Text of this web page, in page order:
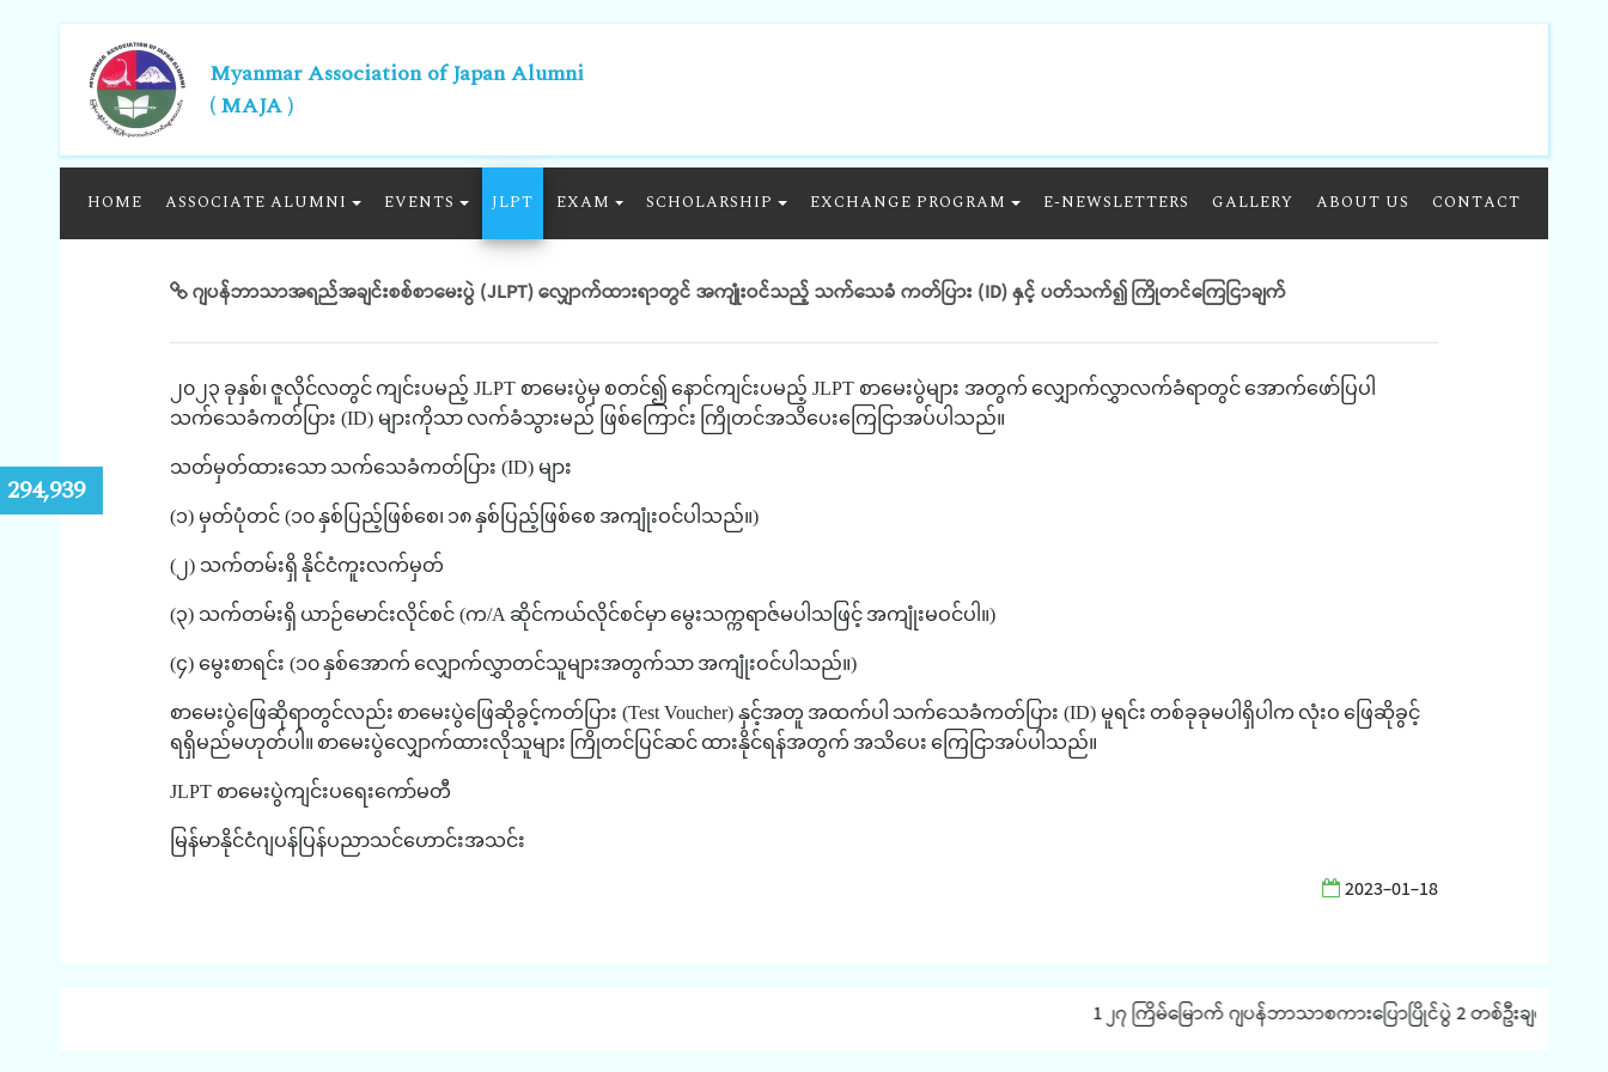
Myanmar Association of Japan Alumni
( MAJA )
HOME ASSOCIATE ALUMNI EVENTS JLPT EXAM SCHOLARSHIP EXCHANGE PROGRAM E-NEWSLETTERS GALLERY ABOUT US CONTACT
ဂျပန်ဘာသာအရည်အချင်းစစ်စာမေးပွဲ (JLPT) လျှောက်ထားရာတွင် အကျုံးဝင်သည့် သက်သေခံ ကတ်ပြား (ID) နှင့် ပတ်သက်၍ ကြိုတင်ကြေငြာချက်
၂၀၂၃ ခုနှစ်၊ ဇူလိုင်လတွင် ကျင်းပမည့် JLPT စာမေးပွဲမှ စတင်၍ နောင်ကျင်းပမည့် JLPT စာမေးပွဲများ အတွက် လျှောက်လွှာလက်ခံရာတွင်အောက်ဖော်ပြပါ
သက်သေခံကတ်ပြား (ID) များကိုသာ လက်ခံသွားမည် ဖြစ်ကြောင်း ကြိုတင်အသိပေးကြေငြာအပ်ပါသည်။
သတ်မှတ်ထားသော သက်သေခံကတ်ပြား (ID) များ
(၁) မှတ်ပုံတင် (၁၀နှစ်ပြည့်ဖြစ်စေ၊ ၁၈နှစ်ပြည့်ဖြစ်စေ အကျုံးဝင်ပါသည်။)
( ၂) သက်တမ်းရှိ နိုင်ငံကူးလက်မှတ်
(၃) သက်တမ်းရှိ ယာဉ်မောင်းလိုင်စင် (က/A ဆိုင်ကယ်လိုင်စင်မှာမွေးသက္ကရာဇ်မပါသဖြင့် အကျုံးမဝင်ပါ။)
(၄)မွေးစာရင်း (၁၀နှစ်အောက် လျှောက်လွှာတင်သူများအတွက်သာ အကျုံးဝင်ပါသည်။)
စာမေးပွဲဖြေဆိုရာတွင်လည်း စာမေးပွဲဖြေဆိုခွင့်ကတ်ပြား (Test Voucher)နှင့်အတူ အထက်ပါ သက်သေခံကတ်ပြား (ID) မူရင်း တစ်ခုခုမပါရှိပါက လုံးဝ ဖြေဆိုခွင့်
ရရှိမည်မဟုတ်ပါ။ စာမေးပွဲလျှောက်ထားလိုသူများ ကြိုတင်ပြင်ဆင် ထားနိုင်ရန်အတွက် အသိပေး ကြေငြာအပ်ပါသည်။
JLPT စာမေးပွဲကျင်းပရေးကော်မတီ
မြန်မာနိုင်ငံဂျပန်ပြန်ပညာသင်ဟောင်းအသင်း
2023-01-18
1 ၂၇ ကြိမ်မြောက် ဂျပန်ဘာသာစကားပြောပြိုင်ပွဲ 2 တစ်ဦးချင်းအလိုက်
294,939